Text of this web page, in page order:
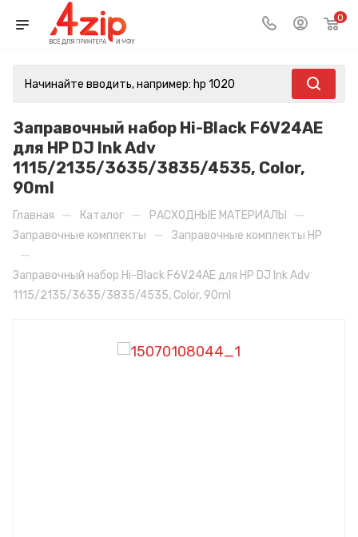
0
Заправочный набор Hi-Black F6V24AE
для HP DJ Ink Adv
1115/2135/3635/3835/4535, Сolor,
90ml
Главная — Каталог — РАСХОДНЫЕ МАТЕРИАЛЫ —
Заправочные комплекты — Заправочные комплекты HP
—
Заправочный набор Hi-Black F6V24AE для HP DJ Ink Adv
1115/2135/3635/3835/4535, Сolor, 90ml